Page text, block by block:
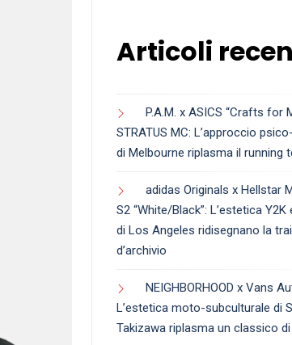
Articoli
P.A.M. x ASICS “Crafts for
STRATUS MC: L’approccio
di Melbourne riplasma il running
adidas Originals x Hellstar
S2 “White/Black”: L’estetica
di Los Angeles ridisegnano la
d’archivio
NEIGHBORHOOD x Vans
L’estetica moto-subculturale di
Takizawa riplasma un classico